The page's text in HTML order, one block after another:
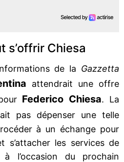
s’offrir Chiesa
de la Gazzetta
attendrait une offre
Federico Chiesa. La
pas dépenser une telle
à un échange pour
s’attacher les services de
à l’occasion du prochain